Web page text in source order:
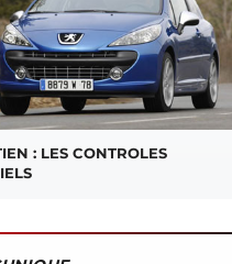
: LES CONTROLES